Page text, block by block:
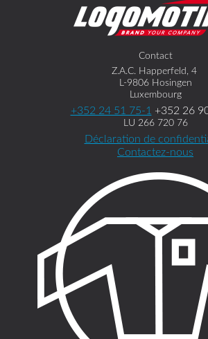
Contact
Z.A.C. Happerfeld, 4
L-9806 Hosingen
Luxembourg
+352 24 51 75-1 +352 26
LU 266 720 76
Déclaration de
Contactez-nous